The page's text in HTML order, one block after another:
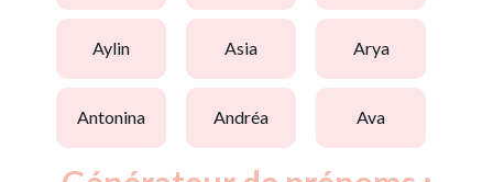
aylin asia arya
antonina andréa ava